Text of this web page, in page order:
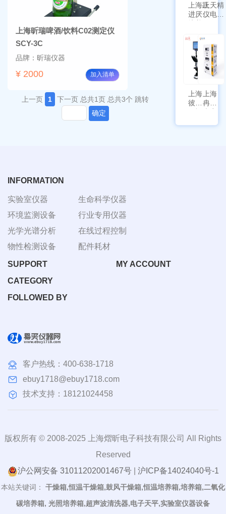
上海昕瑞啤酒/饮料C02测定仪
SCY-3C
品牌：昕瑞仪器
¥ 2000 加入清单
上一页 1 下一页 总共1页 总共3个 跳转
确定
上海跃
进厌氧
培养箱
III-T
上天精
仪电子
带审计
追踪功
能
上海
彼爱
姆视
上海
冉绘
大容
INFORMATION
实验室仪器
环境监测设备
光学光谱分析
物性检测设备
生命科学仪器
行业专用仪器
在线过程控制
配件耗材
SUPPORT
MY ACCOUNT
CATEGORY
FOLLOWED BY
客户热线： 400-638-1718
ebuy1718@ebuy1718.com
技术支持：18121024458
版权所有 © 2008-2025 上海熠昕电子科技有限公司 All Rights
Reserved
沪公网安备 31011202001467号| 沪ICP备14024040号-1
本站关键词：
干燥箱,恒温干燥箱,鼓风干燥箱,恒温培养箱,培养箱,二氧化
碳培养箱, 光照培养箱,超声波清洗器,电子天平,实验室仪器设备